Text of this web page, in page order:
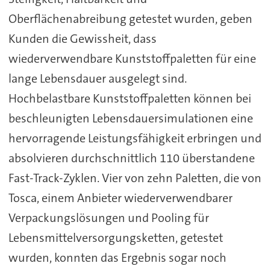
Oberflächenabreibung getestet wurden, geben
Kunden die Gewissheit, dass
wiederverwendbare Kunststoffpaletten für eine
lange Lebensdauer ausgelegt sind.
Hochbelastbare Kunststoffpaletten können bei
beschleunigten Lebensdauersimulationen eine
hervorragende Leistungsfähigkeit erbringen und
absolvieren durchschnittlich 110 überstandene
Fast-Track-Zyklen. Vier von zehn Paletten, die von
Tosca, einem Anbieter wiederverwendbarer
Verpackungslösungen und Pooling für
Lebensmittelversorgungsketten, getestet
wurden, konnten das Ergebnis sogar noch